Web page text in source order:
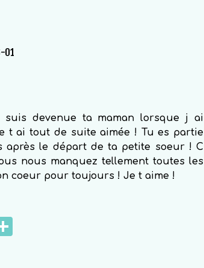
01
devenue ta maman lorsque j ai
t ai tout de suite aimée ! Tu es partie
après le départ de ta petite soeur ! C
nous manquez tellement toutes les
coeur pour toujours ! Je t aime !